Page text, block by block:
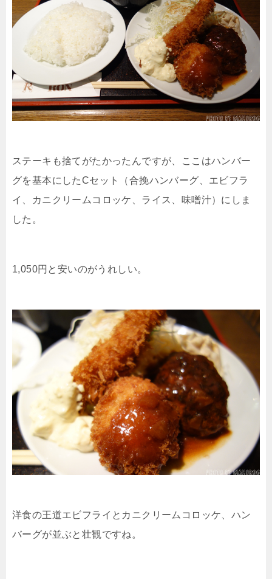
ステーキも捨てがたかったんですが、ここはハンバー
グを基本にしたCセット（合挽ハンバーグ、エビフラ
イ、カニクリームコロッケ、ライス、味噌汁）にしま
した。
1,050円と安いのがうれしい。
洋食の王道エビフライとカニクリームコロッケ、ハン
バーグが並ぶと壮観ですね。